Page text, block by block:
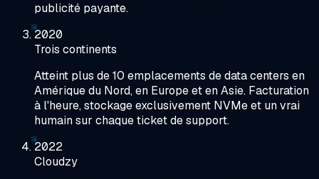
publicité payante.
2020
Trois continents
Atteint plus de 10 emplacements de data centers en
Amérique du Nord, en Europe et en Asie. Facturation
à l'heure, stockage exclusivement NVMe et un vrai
humain sur chaque ticket de support.
2022
Cloudzy